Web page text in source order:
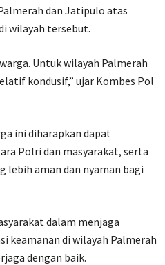
dan Jatipulo atas
wilayah tersebut.
Untuk wilayah Palmerah
kondusif,” ujar Kombes Pol
ini diharapkan dapat
Polri dan masyarakat, serta
lebih aman dan nyaman bagi
dalam menjaga
keamanan di wilayah Palmerah
dengan baik.